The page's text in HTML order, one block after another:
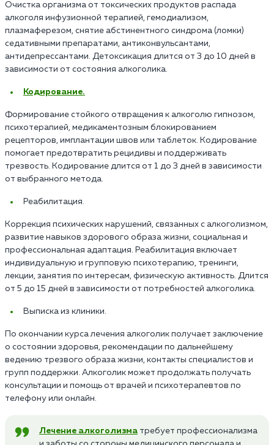
Очистка организма от токсических продуктов распада
алкоголя инфузионной терапией, гемодиализом,
плазмаферезом, снятие абстинентного синдрома (ломки)
седативными препаратами, антиконвульсантами,
антидепрессантами. Детоксикация длится от 3 до 10 дней в
зависимости от состояния алкоголика.
Кодирование.
Формирование стойкого отвращения к алкоголю гипнозом,
психотерапией, медикаментозным блокированием
рецепторов, имплантации швов или таблеток. Кодирование
помогает предотвратить рецидивы и поддерживать
трезвость. Кодирование длится от 1 до 3 дней в зависимости
от выбранного метода.
Реабилитация.
Коррекция психических нарушений, связанных с алкоголизмом,
развитие навыков здорового образа жизни, социальная и
профессиональная адаптация. Реабилитация включает
индивидуальную и групповую психотерапию, тренинги,
лекции, занятия по интересам, физическую активность. Длится
от 5 до 15 дней в зависимости от потребностей алкоголика.
Выписка из клиники.
По окончании курса лечения алкоголик получает заключение
о состоянии здоровья, рекомендации по дальнейшему
ведению трезвого образа жизни, контакты специалистов и
групп поддержки. Алкоголик может продолжать получать
консультации и помощь от врачей и психотерапевтов по
телефону или онлайн.
Лечение алкоголизма требует профессионализма